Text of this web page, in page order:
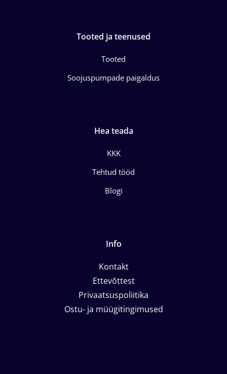
Tooted ja teenused
Tooted
Soojuspumpade paigaldus
Hea teada
KKK
Tehtud tööd
Blogi
Info
Kontakt
Ettevõttest
Privaatsuspoliitika
Ostu- ja müügitingimused